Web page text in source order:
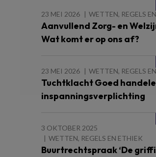
23 MEI 2026 WETTEN, REGELS
Aanvullend Zorg- en
Wat komt er op ons af?
23 MEI 2026 WETTEN, REGELS
Tuchtklacht Goed
inspanningsverplichting
3 OKTOBER 2025
WETTEN, REGELS EN ETHIEK
Buurtrechtspraak ‘De